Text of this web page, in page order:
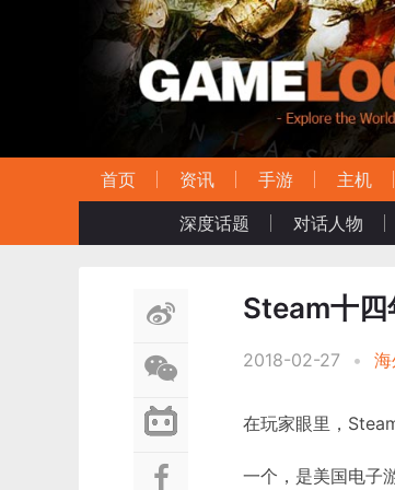
首页 资讯 手游 主机
深度话题
对话人物
Steam十四
2018-02-27 •
在玩家眼里，
一个，是美国电子